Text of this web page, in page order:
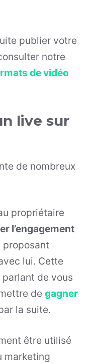
publier votre
notre
de vidéo
live sur
de nombreux
propriétaire
l’engagement
proposant
lui. Cette
de vous
de gagner
la suite.
être utilisé
marketing